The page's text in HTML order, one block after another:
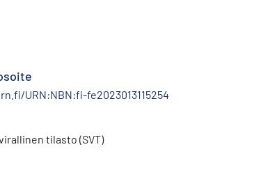
URN:NBN:fi-fe2023013115254
tilasto (SVT)